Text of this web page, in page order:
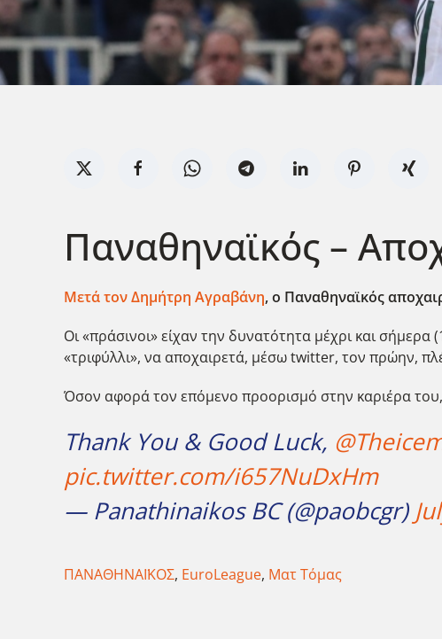
Παναθηναϊκός –
Μετά τον Δημήτρη Αγραβάνη, ο Παναθηναϊκός
Οι «πράσινοι» είχαν την δυνατότητα μέχρι και
«τριφύλλι», να αποχαιρετά, μέσω twitter, τον πρώην,
Όσον αφορά τον επόμενο προορισμό στην καριέρα του,
Thank You & Good Luck,
pic.twitter.com/i657NuDxHm
— Panathinaikos BC (@paobcgr)
ΠΑΝΑΘΗΝΑΪΚΟΣ, EuroLeague, Ματ Τόμας